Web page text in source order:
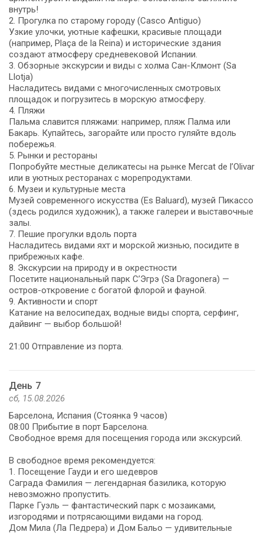
внутрь!
2. Прогулка по старому городу (Casco Antiguo)
Узкие улочки, уютные кафешки, красивые площади
(например, Plaça de la Reina) и исторические здания
создают атмосферу средневековой Испании.
3. Обзорные экскурсии и виды с холма Сан-Клмонт (Sa
Llotja)
Насладитесь видами с многочисленных смотровых
площадок и погрузитесь в морскую атмосферу.
4. Пляжи
Пальма славится пляжами: например, пляж Палма или
Бакарь. Купайтесь, загорайте или просто гуляйте вдоль
побережья.
5. Рынки и рестораны
Попробуйте местные деликатесы на рынке Mercat de l’Olivar
или в уютных ресторанах с морепродуктами.
6. Музеи и культурные места
Музей современного искусства (Es Baluard), музей Пикассо
(здесь родился художник), а также галереи и выставочные
залы.
7. Пешие прогулки вдоль порта
Насладитесь видами яхт и морской жизнью, посидите в
прибрежных кафе.
8. Экскурсии на природу и в окрестности
Посетите национальный парк С’Эгрэ (Sa Dragonera) —
остров-откровение с богатой флорой и фауной.
9. Активности и спорт
Катание на велосипедах, водные виды спорта, серфинг,
дайвинг — выбор большой!
21:00 Отправление из порта.
День 7
сб, 15.08.2026
Барселона, Испания (Стоянка 9 часов)
08:00 Прибытие в порт Барселона.
Свободное время для посещения города или экскурсий.
В свободное время рекомендуется:
1. Посещение Гауди и его шедевров
Саграда Фамилия — легендарная базилика, которую
невозможно пропустить.
Парке Гуэль — фантастический парк с мозаиками,
изгородями и потрясающими видами на город.
Дом Мила (Ла Педрера) и Дом Бальо — удивительные